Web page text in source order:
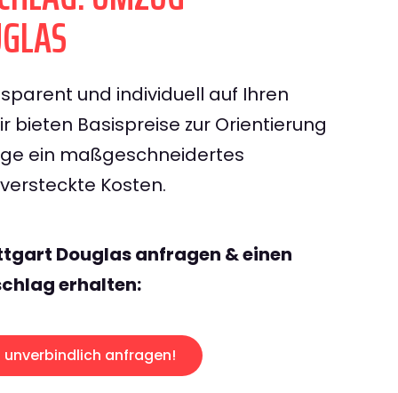
und individuell auf Ihren
bieten Basispreise zur Orientierung
ein maßgeschneidertes
Kosten.
Douglas anfragen & einen
erhalten:
unverbindlich anfragen!